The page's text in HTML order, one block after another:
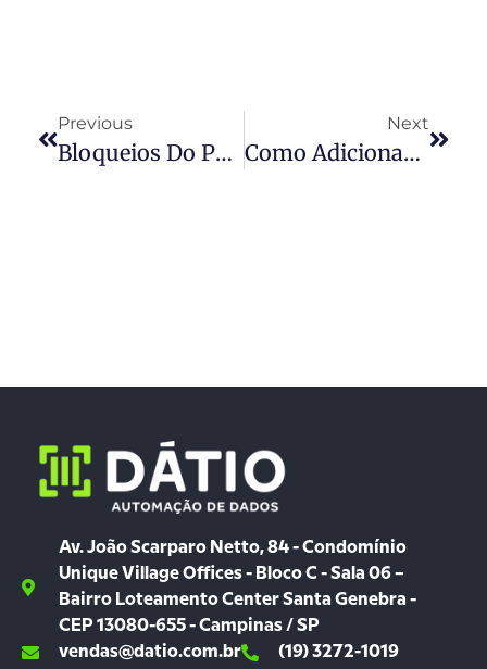
Previous
Bloqueios Do Painel Da Impressora Zebra
Next
Como Adicionar Auto-Enter Ou Tab No Coletor Android ?
Av. João Scarparo Netto, 84 - Condomínio
Unique Village Offices - Bloco C - Sala 06 –
Bairro Loteamento Center Santa Genebra -
CEP 13080-655 - Campinas / SP
vendas@datio.com.br
(19) 3272-1019